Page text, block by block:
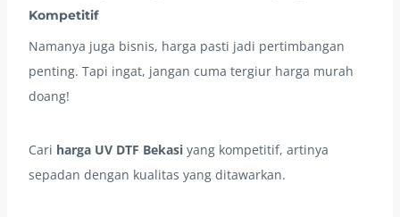
Kompetitif
Namanya juga bisnis, harga pasti jadi pertimbangan
penting. Tapi ingat, jangan cuma tergiur harga murah
doang!
Cari harga UV DTF Bekasi yang kompetitif, artinya
sepadan dengan kualitas yang ditawarkan.